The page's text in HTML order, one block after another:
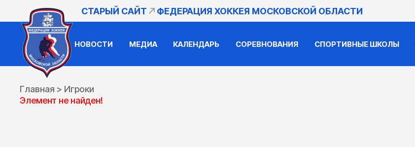
СТАРЫЙ САЙТ ФЕДЕРАЦИЯ ХОККЕЯ МОСКОВСКОЙ ОБЛАСТИ
НОВОСТИ МЕДИА КАЛЕНДАРЬ СОРЕВНОВАНИЯ СПОРТИВНЫЕ ШКОЛЫ
Главная > Игроки
Элемент не найден!